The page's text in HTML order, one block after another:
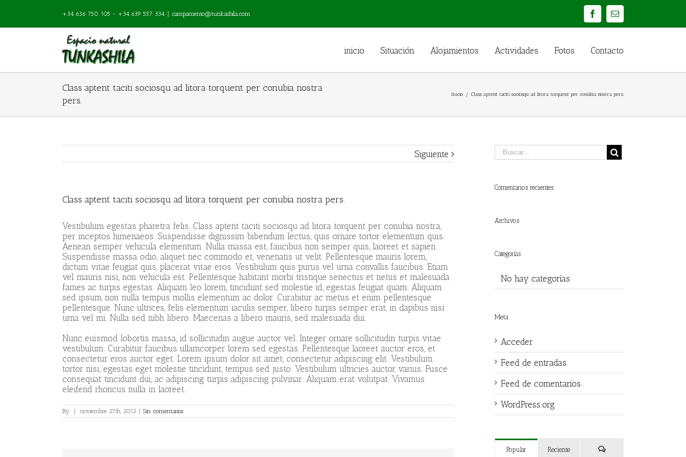
+34 636 750 105 - +34 639 557 334 campamento@tunkashila.com FacebookEmail
inicio Situación Alojamientos Actividades Fotos Contacto
Class aptent taciti sociosqu ad litora torquent per conubia nostra
pers.
Inicio / Class aptent taciti sociosqu ad litora torquent per conubia nostra pers.
Siguiente
Class aptent taciti sociosqu ad litora torquent per conubia nostra pers.
Vestibulum egestas pharetra felis. Class aptent taciti sociosqu ad litora torquent per conubia nostra,
per inceptos himenaeos. Suspendisse dignissim bibendum lectus, quis ornare tortor elementum quis.
Aenean semper vehicula elementum. Nulla massa est, faucibus non semper quis, laoreet et sapien.
Suspendisse massa odio, aliquet nec commodo et, venenatis ut velit. Pellentesque mauris lorem,
dictum vitae feugiat quis, placerat vitae eros. Vestibulum quis purus vel urna convallis faucibus. Etiam
vel mauris nisi, non vehicula est. Pellentesque habitant morbi tristique senectus et netus et malesuada
fames ac turpis egestas. Aliquam leo lorem, tincidunt sed molestie id, egestas feugiat quam. Aliquam
sed ipsum non nulla tempus mollis elementum ac dolor. Curabitur ac metus et enim pellentesque
pellentesque. Nunc ultrices, felis elementum iaculis semper, libero turpis semper erat, in dapibus nisi
urna vel mi. Nulla sed nibh libero. Maecenas a libero mauris, sed malesuada dui.
Nunc euismod lobortis massa, id sollicitudin augue auctor vel. Integer ornare sollicitudin turpis vitae
vestibulum. Curabitur faucibus ullamcorper lorem sed egestas. Pellentesque laoreet auctor eros, et
consectetur eros auctor eget. Lorem ipsum dolor sit amet, consectetur adipiscing elit. Vestibulum
tortor nisi, egestas eget molestie tincidunt, tempus sed justo. Vestibulum ultricies auctor varius. Fusce
consequat tincidunt dui, ac adipiscing turpis adipiscing pulvinar. Aliquam erat volutpat. Vivamus
eleifend rhoncus nulla in laoreet.
By noviembre 27th, 2012 Sin comentarios
Comentarios recientes
Archivos
Categorías
No hay categorías
Meta
Acceder
Feed de entradas
Feed de comentarios
WordPress.org
Popular Reciente